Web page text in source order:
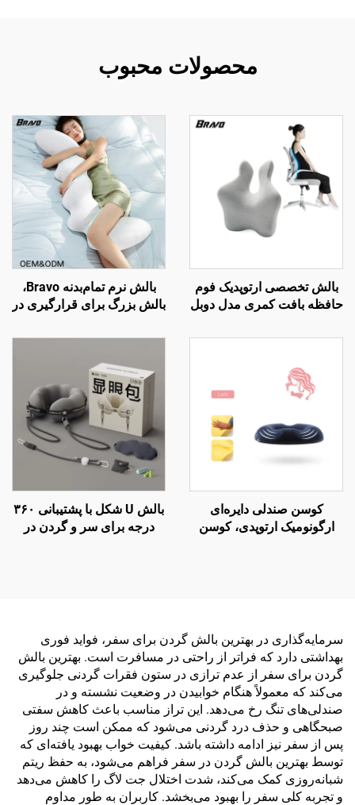
محصولات محبوب
بالش تخصصی ارتوپدیک فوم
حافظه بافت کمری مدل دوبل
بالش کمر B2
بالش نرم تمام‌بدنه Bravo،
بالش بزرگ برای قرارگیری در
بارداری، بالش بدن BP-2
کوسن صندلی دایره‌ای
ارگونومیک ارتوپدی، کوسن
بالش U شکل با پشتیبانی ۳۶۰
درجه برای سر و گردن در
سرمایه‌گذاری در بهترین بالش گردن برای سفر، فواید فوری
بهداشتی دارد که فراتر از راحتی در مسافرت است. بهترین بالش
گردن برای سفر از عدم ترازی در ستون فقرات گردنی جلوگیری
می‌کند که معمولاً هنگام خوابیدن در وضعیت نشسته و در
صندلی‌های تنگ رخ می‌دهد. این تراز مناسب باعث کاهش سفتی
صبحگاهی و حذف درد گردنی می‌شود که ممکن است چند روز
پس از سفر نیز ادامه داشته باشد. کیفیت خواب بهبود یافته‌ای که
توسط بهترین بالش گردن در سفر فراهم می‌شود، به حفظ ریتم
شبانه‌روزی کمک می‌کند، شدت اختلال جت لاگ را کاهش می‌دهد
و تجربه کلی سفر را بهبود می‌بخشد. کاربران به طور مداوم